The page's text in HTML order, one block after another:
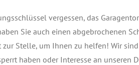
vergessen, das
Sie auch einen abgebrochenen
Stelle, um Ihnen zu helfen! Wir
haben oder Interesse an unseren